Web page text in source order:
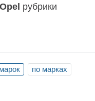
Opel рубрики
по марках